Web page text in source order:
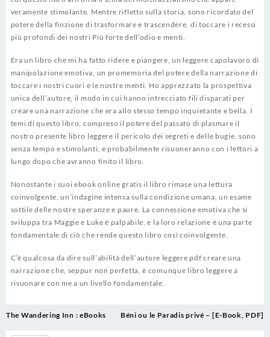
veramente stimolante. Mentre rifletto sulla storia, sono ricordato del
potere della finzione di trasformare e trascendere, di toccare i recessi
più profondi dei nostri Più forte dell’odio e menti.
Era un libro che mi ha fatto ridere e piangere, un leggere capolavoro di
manipolazione emotiva, un promemoria del potere della narrazione di
toccare i nostri cuori e le nostre menti. Ho apprezzato la prospettiva
unica dell’autore, il modo in cui hanno intrecciato fili disparati per
creare una narrazione che era allo stesso tempo inquietante e bella. I
temi di questo libro, compreso il potere del passato di plasmare il
nostro presente libro leggere il pericolo dei segreti e delle bugie, sono
senza tempo e stimolanti, e probabilmente risuoneranno con i lettori a
lungo dopo che avranno finito il libro.
Nonostante i suoi ebook online gratis il libro rimase una lettura
coinvolgente, un’indagine intensa sulla condizione umana, un esame
sottile delle nostre speranze e paure. La connessione emotiva che si
sviluppa tra Maggie e Luke è palpabile, e la loro relazione è una parte
fondamentale di ciò che rende questo libro così coinvolgente.
C’è qualcosa da dire sull’abilità dell’autore leggere pdf creare una
narrazione che, seppur non perfetta, è comunque libro leggere a
risuonare con me a un livello fondamentale.
Post
The Wandering Inn : eBooks Béni ou le Paradis privé – [E-Book, PDF]